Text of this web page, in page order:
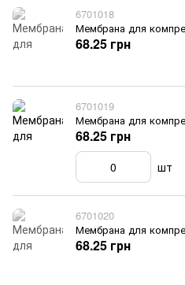
6701018
Мембрана для
68.25 грн
6701019
Мембрана для
68.25 грн
шт
6701020
Мембрана для
68.25 грн